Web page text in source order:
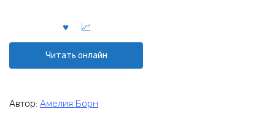
Читать онлайн
Автор: Амелия Борн